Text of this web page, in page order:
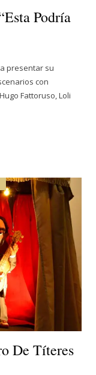
Podría
presentar su
con
Fattoruso, Loli
De Títeres